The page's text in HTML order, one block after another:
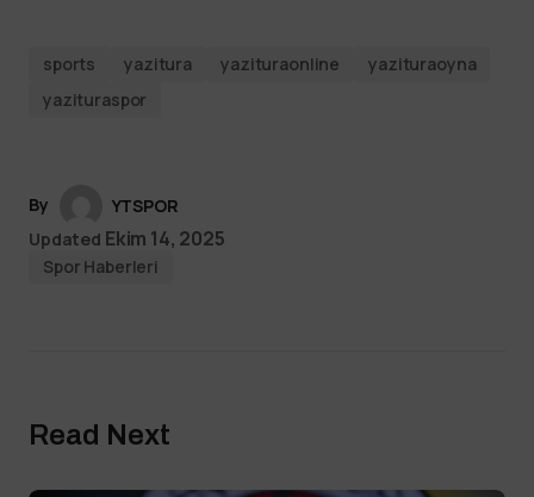
sports yazitura yazituraonline
yazituraoyna
yazituraspor
By
YTSPOR
Updated Ekim 14, 2025
Spor Haberleri
Read Next